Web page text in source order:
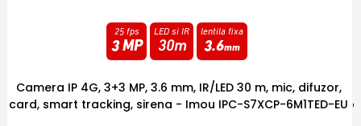
25 fps
6 MP
Infrarosu
15m
lentila fixa
3.6mm
Camera IP PT WiFi, 6 MP, 3.6 mm, IR 15 m, microfon si
difuzor, smart tracking, card - Imou IPC-S2XEP-6M0S-IMOU